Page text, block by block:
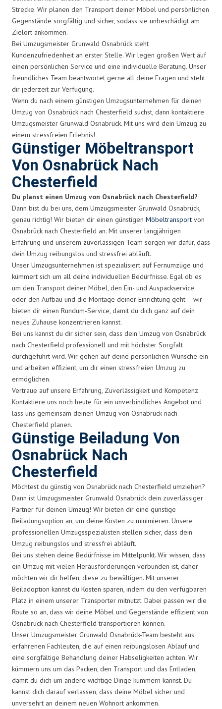
Strecke. Wir planen den Transport deiner Möbel und persönlichen
Gegenstände sorgfältig und sicher, sodass sie unbeschädigt am
Zielort ankommen.
Bei Umzugsmeister Grunwald Osnabrück steht
Kundenzufriedenheit an erster Stelle. Wir legen großen Wert auf
einen persönlichen Service und eine individuelle Beratung. Unser
freundliches Team beantwortet gerne all deine Fragen und steht
dir jederzeit zur Verfügung.
Wenn du nach einem günstigen Umzugsunternehmen für deinen
Umzug von Osnabrück nach Chesterfield suchst, dann kontaktiere
Umzugsmeister Grunwald Osnabrück. Mit uns wird dein Umzug zu
einem stressfreien Erlebnis!
Günstiger Möbeltransport
Von Osnabrück Nach
Chesterfield
Du planst einen Umzug von Osnabrück nach Chesterfield?
Dann bist du bei uns, dem Umzugsmeister Grunwald Osnabrück,
genau richtig! Wir bieten dir einen günstigen Möbeltransport von
Osnabrück nach Chesterfield an. Mit unserer langjährigen
Erfahrung und unserem zuverlässigen Team sorgen wir dafür, dass
dein Umzug reibungslos und stressfrei abläuft.
Unser Umzugsunternehmen ist spezialisiert auf Fernumzüge und
kümmert sich um all deine individuellen Bedürfnisse. Egal ob es
um den Transport deiner Möbel, den Ein- und Auspackservice
oder den Aufbau und die Montage deiner Einrichtung geht – wir
bieten dir einen Rundum-Service, damit du dich ganz auf dein
neues Zuhause konzentrieren kannst.
Bei uns kannst du dir sicher sein, dass dein Umzug von Osnabrück
nach Chesterfield professionell und mit höchster Sorgfalt
durchgeführt wird. Wir gehen auf deine persönlichen Wünsche ein
und arbeiten effizient, um dir einen stressfreien Umzug zu
ermöglichen.
Vertraue auf unsere Erfahrung, Zuverlässigkeit und Kompetenz.
Kontaktiere uns noch heute für ein unverbindliches Angebot und
lass uns gemeinsam deinen Umzug von Osnabrück nach
Chesterfield planen.
Günstige Beiladung Von
Osnabrück Nach
Chesterfield
Möchtest du günstig von Osnabrück nach Chesterfield umziehen?
Dann ist Umzugsmeister Grunwald Osnabrück dein zuverlässiger
Partner für deinen Umzug! Wir bieten dir eine günstige
Beiladungsoption an, um deine Kosten zu minimieren. Unsere
professionellen Umzugsspezialisten stellen sicher, dass dein
Umzug reibungslos und stressfrei abläuft.
Bei uns stehen deine Bedürfnisse im Mittelpunkt. Wir wissen, dass
ein Umzug mit vielen Herausforderungen verbunden ist, daher
möchten wir dir helfen, diese zu bewältigen. Mit unserer
Beiladoption kannst du Kosten sparen, indem du den verfügbaren
Platz in einem unserer Transporter mitnutzt. Dabei passen wir die
Route so an, dass wir deine Möbel und Gegenstände effizient von
Osnabrück nach Chesterfield transportieren können.
Unser Umzugsmeister Grunwald Osnabrück-Team besteht aus
erfahrenen Fachleuten, die auf einen reibungslosen Ablauf und
eine sorgfältige Behandlung deiner Habseligkeiten achten. Wir
kümmern uns um das Packen, den Transport und das Entladen,
damit du dich um andere wichtige Dinge kümmern kannst. Du
kannst dich darauf verlassen, dass deine Möbel sicher und
unversehrt an deinem neuen Wohnort ankommen.